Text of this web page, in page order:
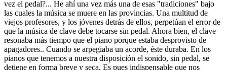
vez el pedal?... He ahí una vez más una de esas "tradiciones" bajo
las cuales la música se muere en las provincias. Una multitud de
viejos profesores, y los jóvenes detrás de ellos, perpetúan el error de
que la música de clave debe tocarse sin pedal. Ahora bien, el clave
resonaba más tiempo que el piano porque estaba desprovisto de
apagadores.. Cuando se arpegiaba un acorde, éste duraba. En los
pianos que tenemos a nuestra disposición el sonido, sin pedal, se
detiene en forma breve y seca. Es pues indispensable que nos